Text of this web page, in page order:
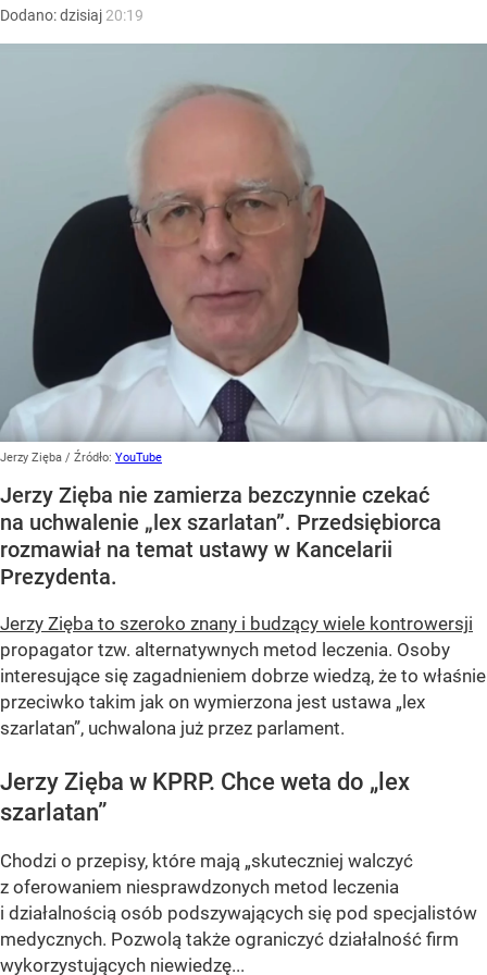
Dodano:dzisiaj 20:19
Jerzy Zięba / Źródło: YouTube
Jerzy Zięba nie zamierza bezczynnie czekać
na uchwalenie „lex szarlatan”. Przedsiębiorca
rozmawiał na temat ustawy w Kancelarii
Prezydenta.
Jerzy Zięba to szeroko znany i budzący wiele kontrowersji
propagator tzw. alternatywnych metod leczenia. Osoby
interesujące się zagadnieniem dobrze wiedzą, że to właśnie
przeciwko takim jak on wymierzona jest ustawa „lex
szarlatan”, uchwalona już przez parlament.
Jerzy Zięba w KPRP. Chce weta do „lex
szarlatan”
Chodzi o przepisy, które mają „skuteczniej walczyć
z oferowaniem niesprawdzonych metod leczenia
i działalnością osób podszywających się pod specjalistów
medycznych. Pozwolą także ograniczyć działalność firm
wykorzystujących niewiedzę...